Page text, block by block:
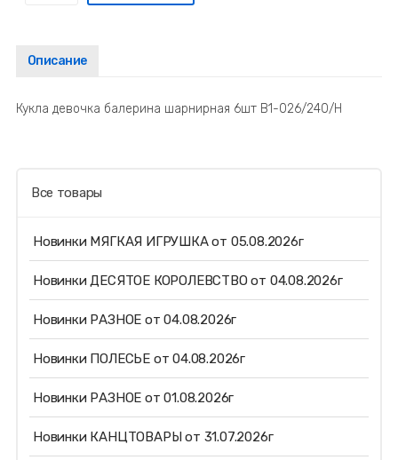
Описание
Кукла девочка балерина шарнирная 6шт В1-026/240/Н
Все товары
Новинки МЯГКАЯ ИГРУШКА от 05.08.2026г
Новинки ДЕСЯТОЕ КОРОЛЕВСТВО от 04.08.2026г
Новинки РАЗНОЕ от 04.08.2026г
Новинки ПОЛЕСЬЕ от 04.08.2026г
Новинки РАЗНОЕ от 01.08.2026г
Новинки КАНЦТОВАРЫ от 31.07.2026г